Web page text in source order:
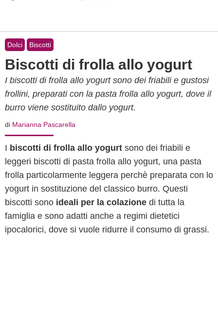
Dolci Biscotti
Biscotti di frolla allo yogurt
I biscotti di frolla allo yogurt sono dei friabili e gustosi
frollini, preparati con la pasta frolla allo yogurt, dove il
burro viene sostituito dallo yogurt.
di Marianna Pascarella
I biscotti di frolla allo yogurt sono dei friabili e
leggeri biscotti di pasta frolla allo yogurt, una pasta
frolla particolarmente leggera perchè preparata con lo
yogurt in sostituzione del classico burro. Questi
biscotti sono ideali per la colazione di tutta la
famiglia e sono adatti anche a regimi dietetici
ipocalorici, dove si vuole ridurre il consumo di grassi.